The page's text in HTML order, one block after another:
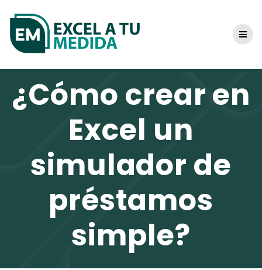
content
¿Cómo crear en
Excel un
simulador de
préstamos
simple?